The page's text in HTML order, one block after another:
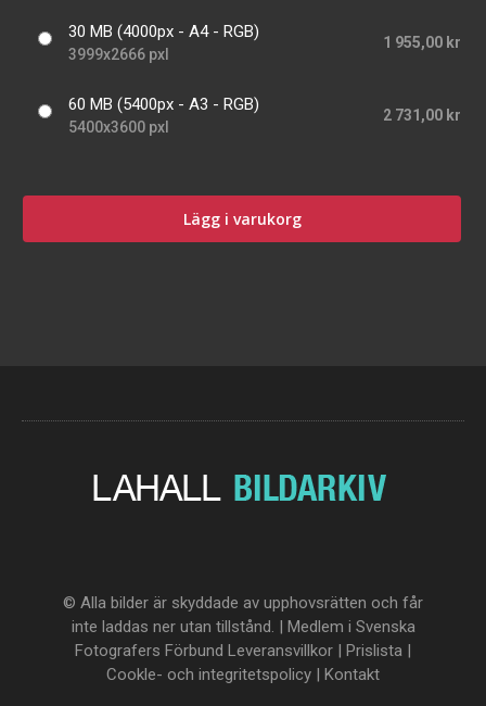
30 MB (4000px - A4 - RGB)
3999x2666 pxl
1 955,00 kr
60 MB (5400px - A3 - RGB)
5400x3600 pxl
2 731,00 kr
Lägg i varukorg
© Alla bilder är skyddade av upphovsrätten och får
inte laddas ner utan tillstånd. | Medlem i Svenska
Fotografers Förbund Leveransvillkor | Prislista |
Cookle- och integritetspolicy | Kontakt